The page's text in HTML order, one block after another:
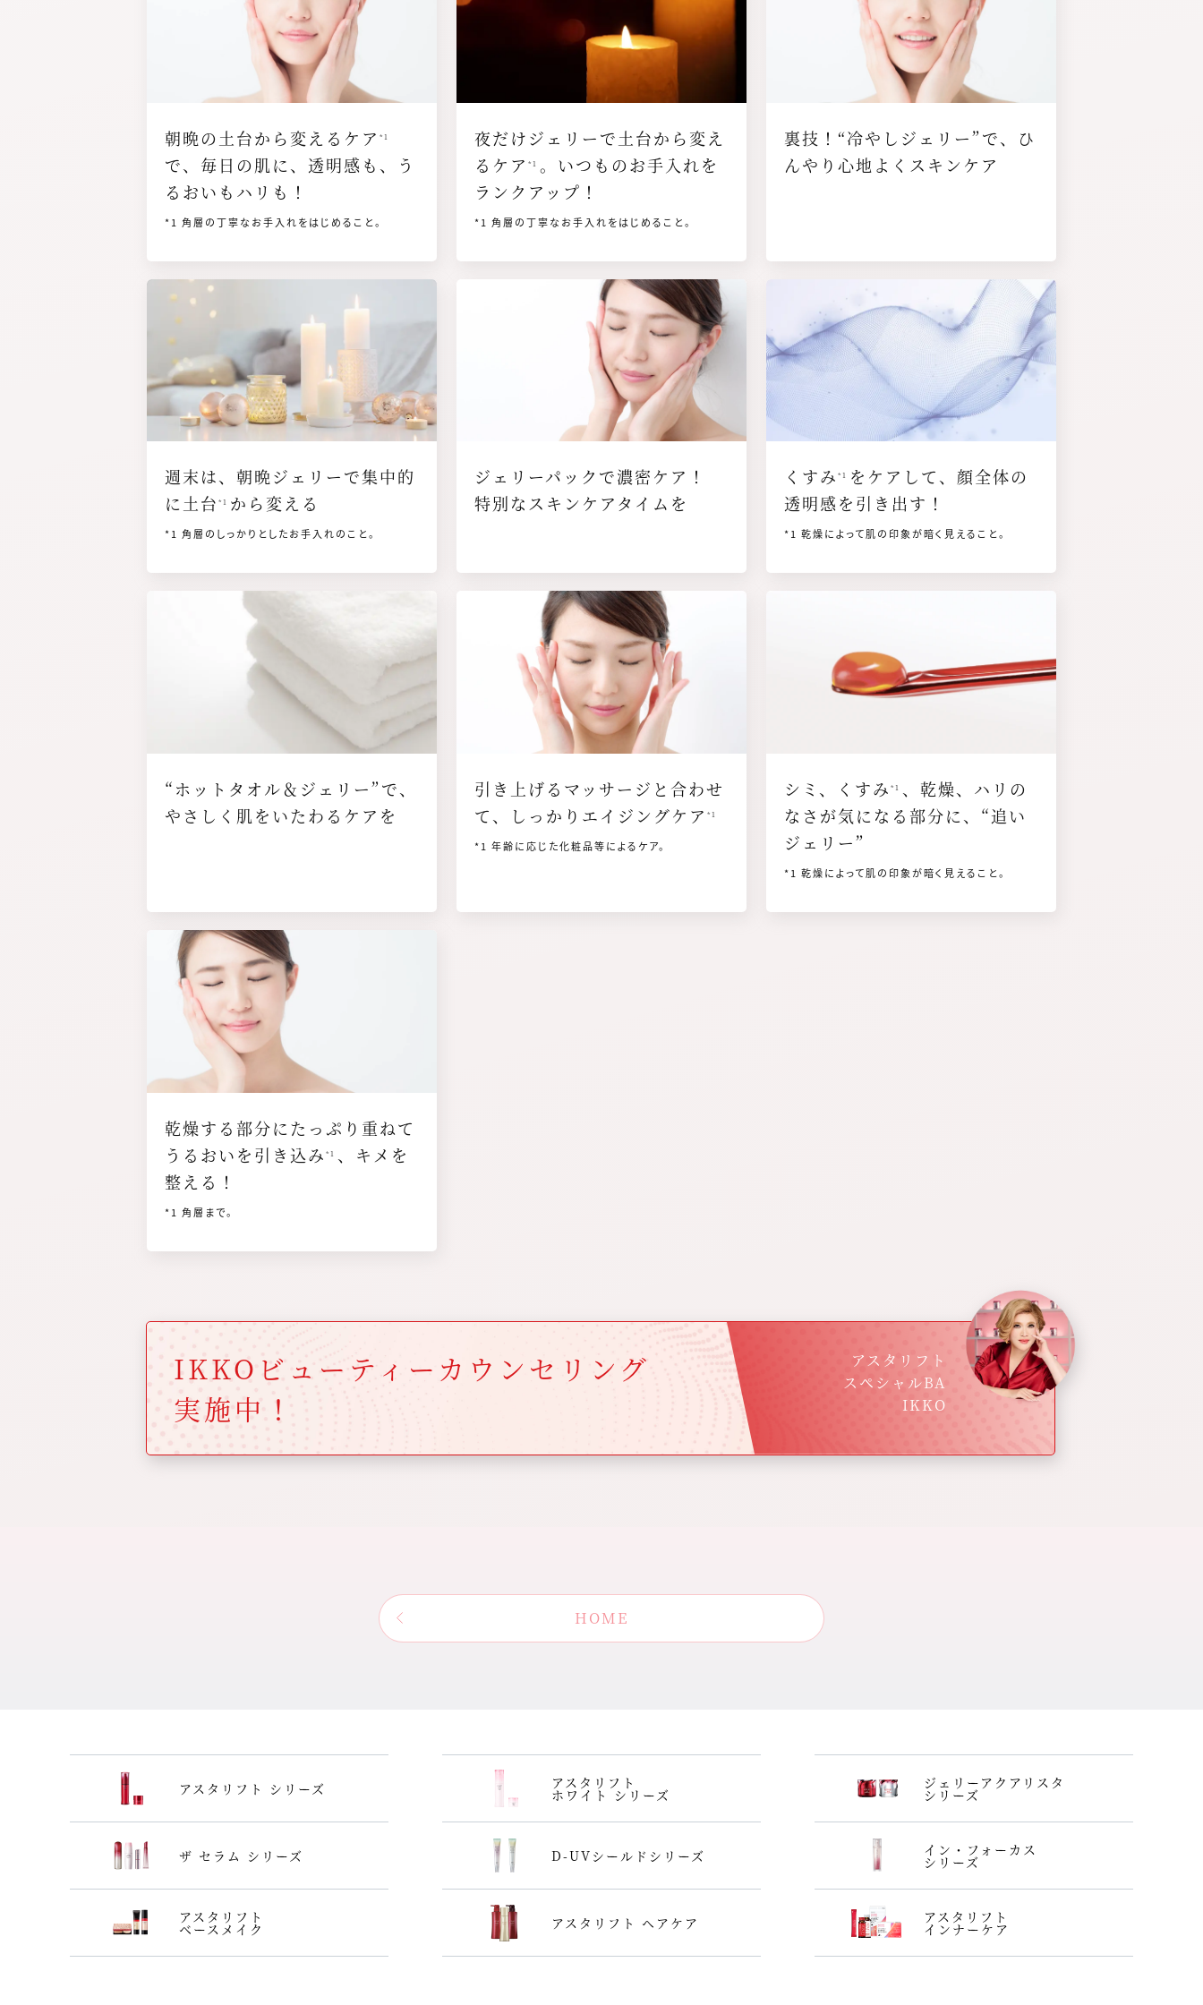
ハリ エイジング キメ くすみ
お手入れについて
ベーシックなお手入れ ライトなお手入れ リッチなお手入れ
スペシャルケア
基本的な使い方
お手入れプログラム
朝晩の土台から変えるケア *1
で、毎日の肌に、透明感も、う
るおいもハリも！
*1 角層の丁寧なお手入れをはじめること。
夜だけジェリーで土台から変え
るケア*1 。いつものお手入れを
ランクアップ！
*1 角層の丁寧なお手入れをはじめること。
裏技！“冷やしジェリー”で、ひ
んやり心地よくスキンケア
週末は、朝晩ジェリーで集中的
に土台 *1 から変える
*1 角層のしっかりとしたお手入れのこと。
画像
ジェリーパックで濃密ケア！
特別なスキンケアタイムを
くすみ*1 をケアして、顔全体の
透明感を引き出す！
*1 乾燥によって肌の印象が暗く見えること。
“ホットタオル＆ジェリー”で、
やさしく肌をいたわるケアを
引き上げるマッサージと合わせ
て、しっかりエイジングケア*1
*1 年齢に応じた化粧品等によるケア。
シミ、くすみ*1 、乾燥、ハリの
なさが気になる部分に、“追い
ジェリー”
*1 乾燥によって肌の印象が暗く見えること。
乾燥する部分にたっぷり重ねて
うるおいを引き込み *1 、キメを
整える！
*1 角層まで。
IKKOビューティー カウンセリング
実施中！
アスタリフト
スペシャルBA
IKKO
HOME
アスタリフト シリーズ アスタリフト
ホワイト シリーズ
ジェリーアクアリスタ
シリーズ
ザ セラム シリーズ D-UVシールドシリーズ イン・フォーカス
シリーズ
アスタリフト
ベースメイク アスタリフト ヘアケア アスタリフト
インナーケア